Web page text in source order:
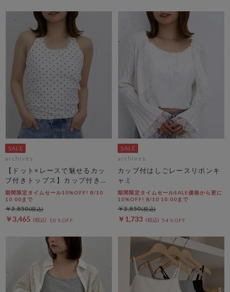
archives
【ドット×レースで魅せるカッ
プ付きトップス】カップ付きホ
ルダーネックレースタンクトッ
プ
期間限定タイムセール10%OFF! 8/10
10:00まで
￥3,465 10％OFF
￥3,850
archives
カップ付はしごレースリボンキ
ャミ
期間限定タイムセールSALE価格から更に
10%OFF! 8/10 10:00まで
￥1,733 54％OFF
￥3,850